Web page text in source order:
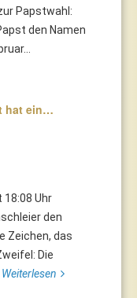
Papstwahl:
den Namen
hat ein…
18:08 Uhr
den
Zeichen, das
Die
Weiterlesen